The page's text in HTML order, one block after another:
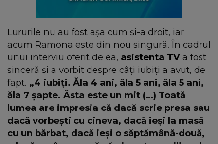
Lururile nu au fost așa cum și-a droit, iar
acum Ramona este din nou singură. În cadrul
unui interviu oferit de ea, asistenta TV a fost
sinceră și a vorbit despre câți iubiți a avut, de
fapt. „4 iubiți. Ăla 4 ani, ăla 5 ani, ăla 5 ani,
ăla 7 șapte. Ăsta este un mit (…) Toată
lumea are impresia că dacă scrie presa sau
dacă vorbești cu cineva, dacă ieși la masă
cu un bărbat, dacă ieși o săptămână-două,